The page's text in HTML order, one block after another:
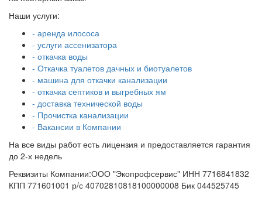
Наши услуги:
- аренда илососа
- услуги ассенизатора
- откачка воды
- Откачка туалетов дачных и биотуалетов
- машина для откачки канализации
- откачка септиков и выгребных ям
- доставка технической воды
- Прочистка канализации
- Вакансии в Компании
На все виды работ есть лицензия и предоставляется гарантия
до 2-х недель
Реквизиты Компании:ООО "Экопрофсервис" ИНН 7716841832
КПП 771601001 р/с 40702810818100000008 Бик 044525745